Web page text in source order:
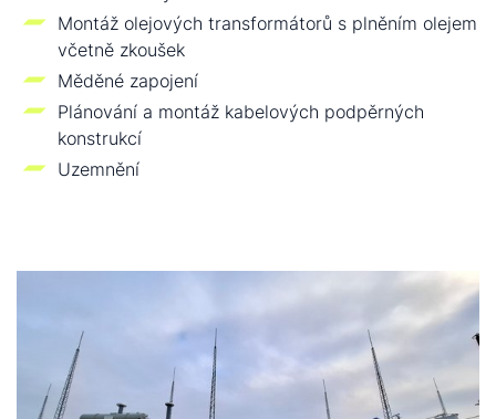
Montáž olejových transformátorů s plněním olejem
včetně zkoušek
Měděné zapojení
Plánování a montáž kabelových podpěrných
konstrukcí
Uzemnění